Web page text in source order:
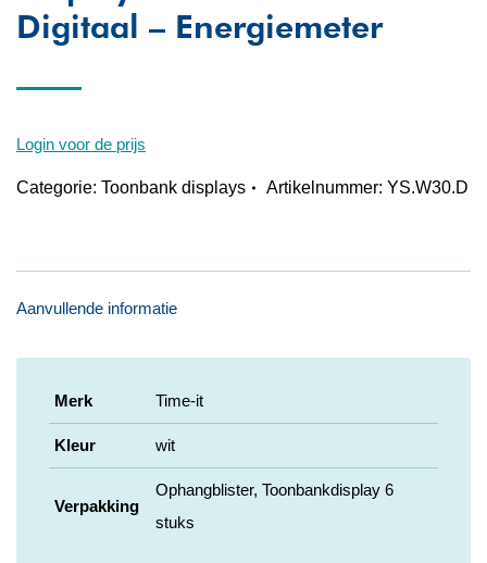
Digitaal – Energiemeter
Login voor de prijs
Categorie: Toonbank displays Artikelnummer: YS.W30.D
Aanvullende informatie
Merk Time-it
Kleur wit
Verpakking
Ophangblister, Toonbankdisplay 6
stuks